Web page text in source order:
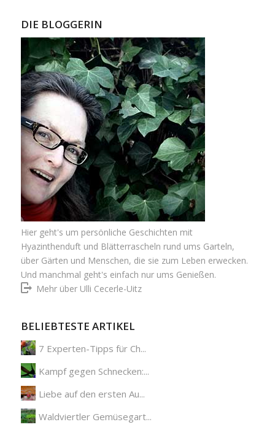
DIE BLOGGERIN
Hier geht's um persönliche Geschichten mit
Hyazinthenduft und Blätterrascheln rund ums Garteln,
über Gärten und Menschen, die sie zum Leben erwecken.
Und manchmal geht's einfach nur ums Genießen.
Mehr über Ulli Cecerle-Uitz
BELIEBTESTE ARTIKEL
7 Experten-Tipps für Ch...
Kampf gegen Schnecken:...
Liebe auf den ersten Au...
Waldviertler Gemüsegart...